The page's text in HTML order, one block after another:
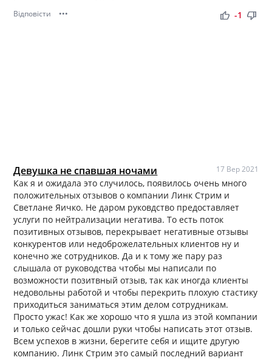
Відповісти ••• thumb_up thumb_down
-1
Девушка не спавшая ночами 17 Вер 2021
Как я и ожидала это случилось, появилось очень много
положительных отзывов о компании Линк Стрим и
Светлане Яичко. Не даром руковдство предоставляет
услуги по нейтрализации негатива. То есть поток
позитивных отзывов, перекрывает негативные отзывы
конкурентов или недоброжелательных клиентов ну и
конечно же сотрудников. Да и к тому же пару раз
слышала от руководства чтобы мы написали по
возможности позитвный отзыв, так как иногда клиенты
недовольны работой и чтобы перекрить плохую стастику
приходиться заниматься этим делом сотрудникам.
Просто ужас! Как же хорошо что я ушла из этой компании
и только сейчас дошли руки чтобы написать этот отзыв.
Всем успехов в жизни, берегите себя и ищите другую
компанию. Линк Стрим это самый последний вариант